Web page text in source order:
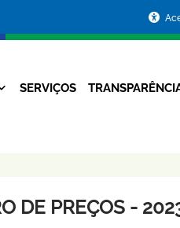
SERVIÇOS
DE PREÇOS -